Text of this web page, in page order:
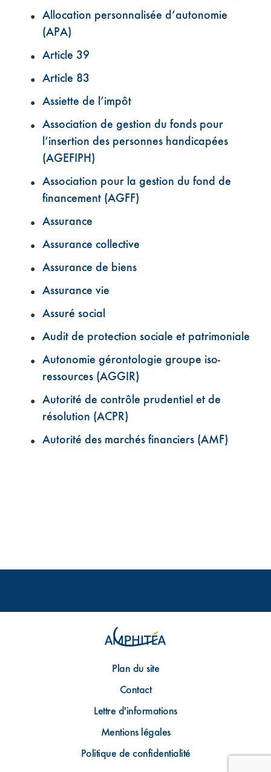
Allocation personnalisée d’autonomie
(APA)
Article 39
Article 83
Assiette de l’impôt
Association de gestion du fonds pour
l’insertion des personnes handicapées
(AGEFIPH)
Association pour la gestion du fond de
financement (AGFF)
Assurance
Assurance collective
Assurance de biens
Assurance vie
Assuré social
Audit de protection sociale et patrimoniale
Autonomie gérontologie groupe iso-
ressources (AGGIR)
Autorité de contrôle prudentiel et de
résolution (ACPR)
Autorité des marchés financiers (AMF)
Plan du site
Contact
Lettre d'informations
Mentions légales
Politique de confidentialité